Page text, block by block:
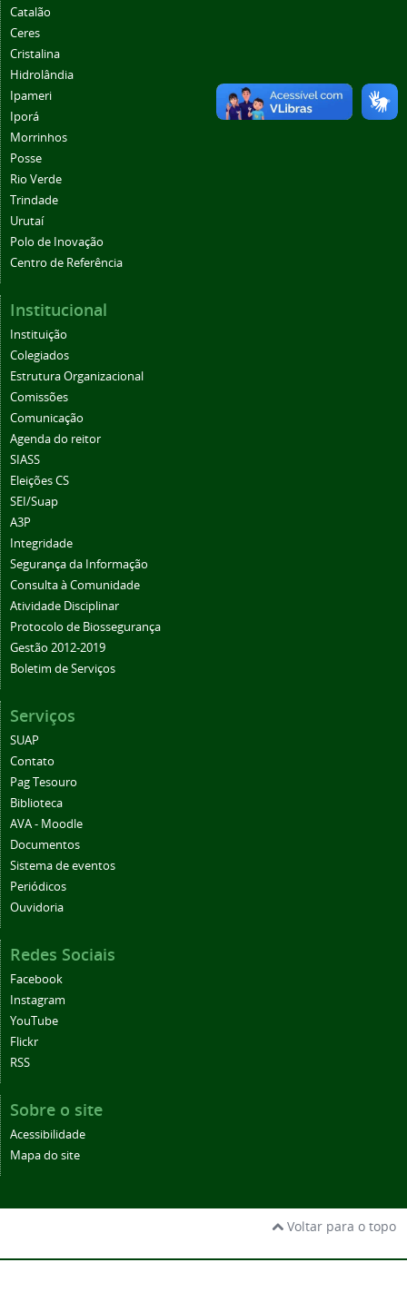
Catalão
Ceres
Cristalina
Hidrolândia
Ipameri
Iporá
Morrinhos
Posse
Rio Verde
Trindade
Urutaí
Polo de Inovação
Centro de Referência
Institucional
Instituição
Colegiados
Estrutura Organizacional
Comissões
Comunicação
Agenda do reitor
SIASS
Eleições CS
SEI/Suap
A3P
Integridade
Segurança da Informação
Consulta à Comunidade
Atividade Disciplinar
Protocolo de Biossegurança
Gestão 2012-2019
Boletim de Serviços
Serviços
SUAP
Contato
Pag Tesouro
Biblioteca
AVA - Moodle
Documentos
Sistema de eventos
Periódicos
Ouvidoria
Redes Sociais
Facebook
Instagram
YouTube
Flickr
RSS
Sobre o site
Acessibilidade
Mapa do site
Voltar para o topo